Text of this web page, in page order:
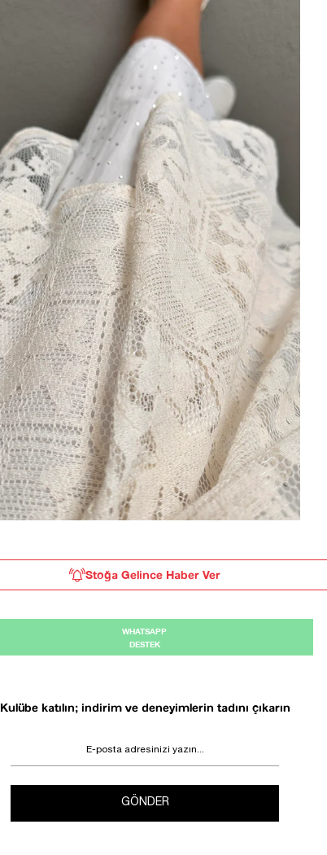
Stoğa Gelince Haber Ver
WHATSAPP
DESTEK
Kulübe katılın; indirim ve deneyimlerin tadını çıkarın
GÖNDER
Kampanya, duyuru ve bilgilendirmelerden E-Posta,
WhatsApp ve SMS yoluyla haberdar olmak istediğimi
belirtiyorum.
Aydınlatma metni için tıklayın
Kaydet
tarafından geliştirilmiştir.